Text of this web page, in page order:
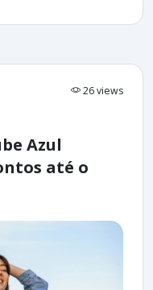
26 views
Azul
até o